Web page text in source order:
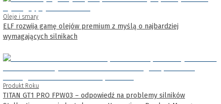
Oleje i smary
ELF rozwija gamę olejów premium z myślą o najbardziej
wymagających silnikach
Produkt Roku
TITAN GT1 PRO FPW03 – odpowiedź na problemy silników